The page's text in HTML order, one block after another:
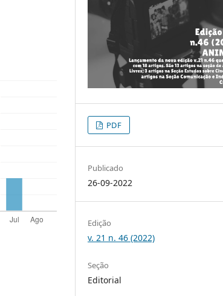
PDF
Publicado
26-09-2022
Edição
v. 21 n. 46 (2022)
Seção
Editorial